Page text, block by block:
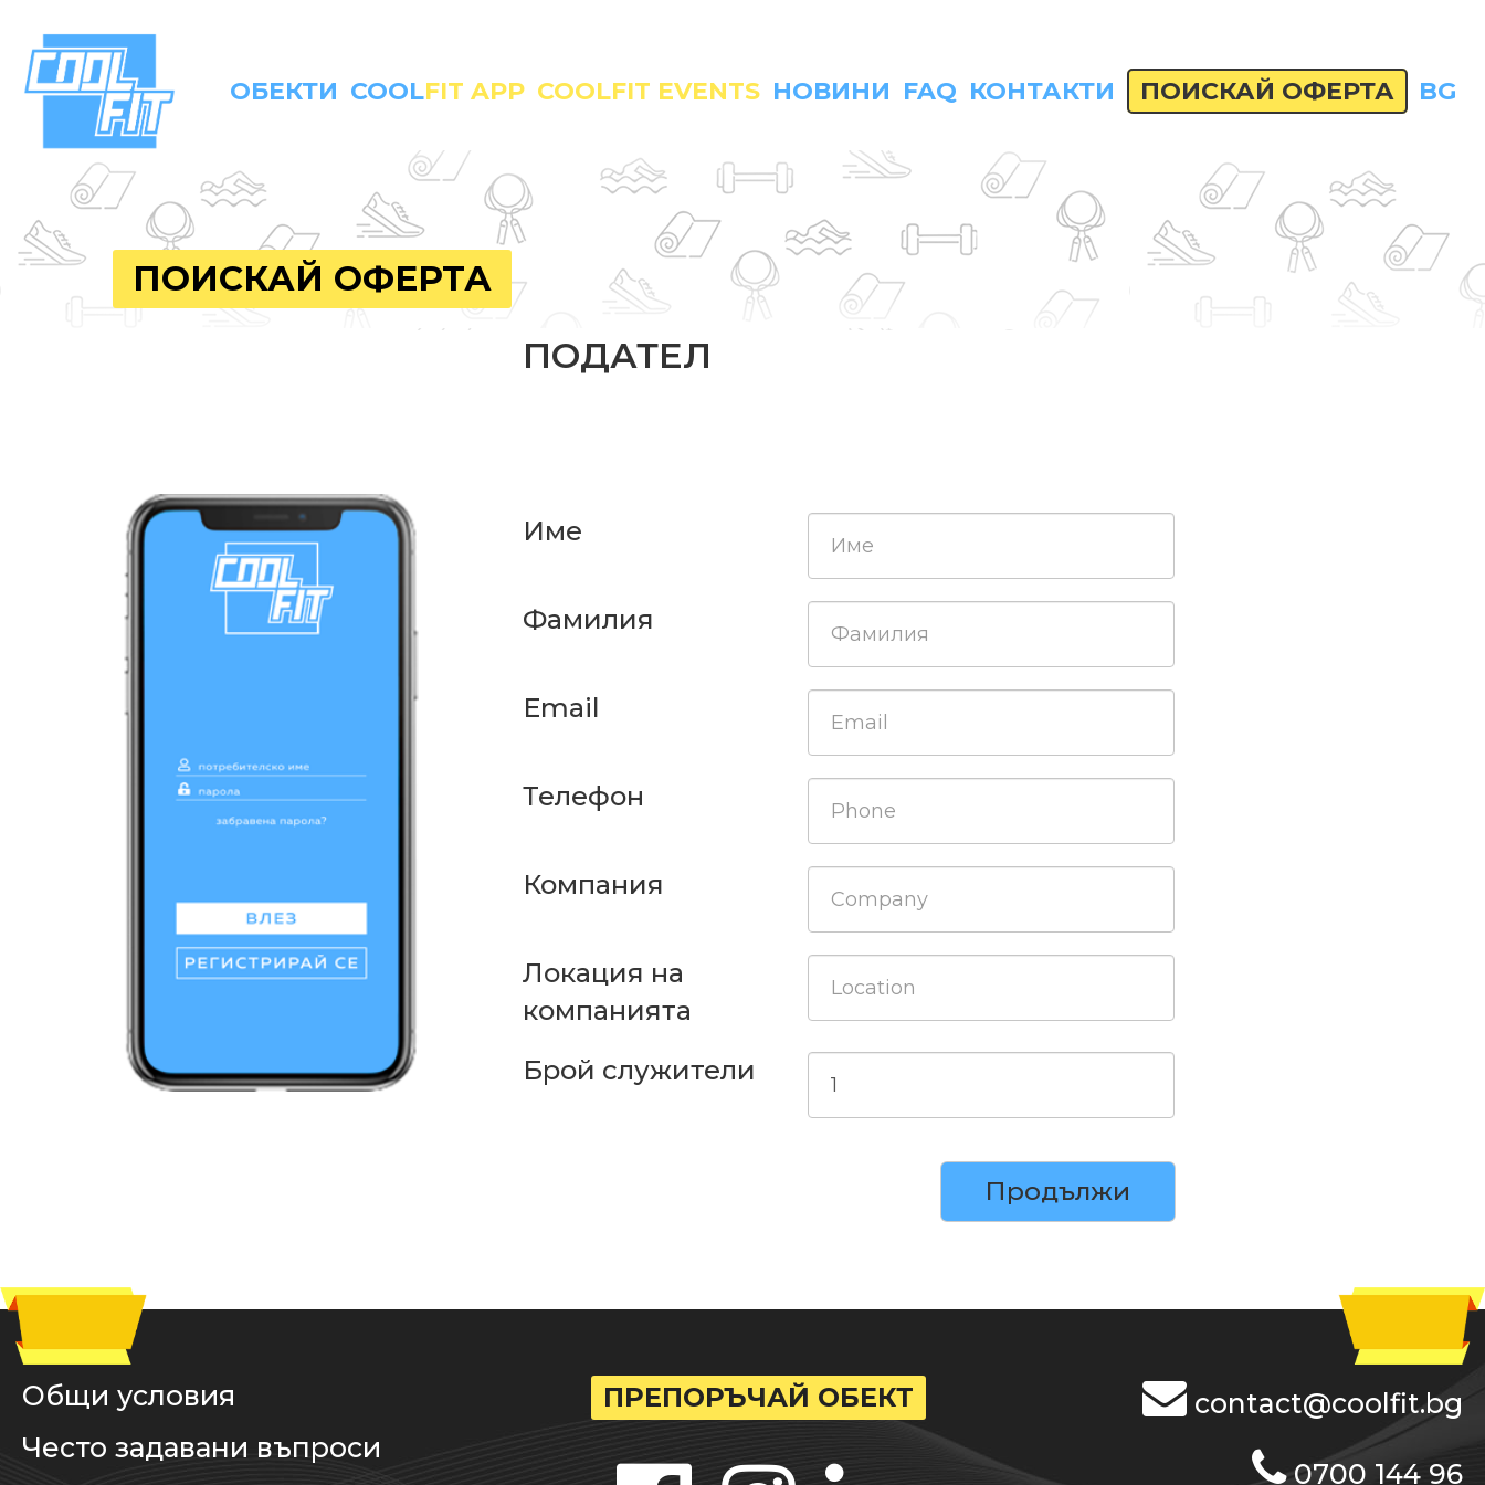
ОБЕКТИ COOLFIT APP COOLFIT EVENTS НОВИНИ FAQ КОНТАКТИ ПОИСКАЙ ОФЕРТА BG
ПОИСКАЙ ОФЕРТА
ПОДАТЕЛ
Име
Фамилия
Email
Телефон
Компания
Локация на
компанията
Брой служители
Продължи
Общи условия
Често задавани въпроси
ПРЕПОРЪЧАЙ ОБЕКТ contact@coolfit.bg
0700 144 96